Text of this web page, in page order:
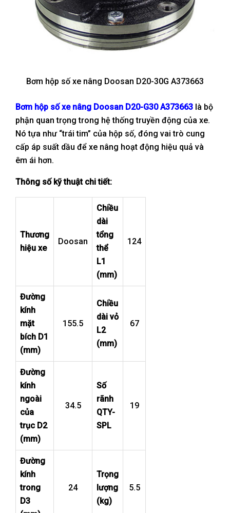
Bơm hộp số xe nâng Doosan D20-30G A373663
Bơm hộp số xe nâng Doosan D20-G30 A373663 là bộ
phận quan trọng trong hệ thống truyền động của xe.
Nó tựa như “trái tim” của hộp số, đóng vai trò cung
cấp áp suất dầu để xe nâng hoạt động hiệu quả và
êm ái hơn.
Thông số kỹ thuật chi tiết:
Thương
hiệu xe
Doosan
Chiều
dài
tổng
thể
L1
(mm)
124
Đường
kính
mặt
bích D1
(mm)
155.5
Chiều
dài vỏ
L2
(mm)
67
Đường
kính
ngoài
của
trục D2
(mm)
34.5
Số
rãnh
QTY-
SPL
19
Đường
kính
trong
D3
24
Trọng
lượng
(kg)
5.5